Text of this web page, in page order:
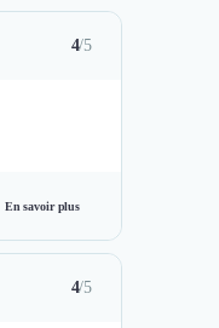
4/5
En savoir plus
4/5